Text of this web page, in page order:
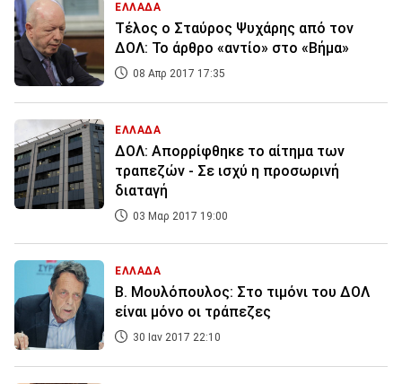
ΕΛΛΑΔΑ
Τέλος ο Σταύρος Ψυχάρης από τον
ΔΟΛ: Το άρθρο «αντίο» στο «Βήμα»
08 Απρ 2017 17:35
ΕΛΛΑΔΑ
ΔΟΛ: Απορρίφθηκε το αίτημα των
τραπεζών - Σε ισχύ η προσωρινή
διαταγή
03 Μαρ 2017 19:00
ΕΛΛΑΔΑ
Β. Μουλόπουλος: Στο τιμόνι του ΔΟΛ
είναι μόνο οι τράπεζες
30 Ιαν 2017 22:10